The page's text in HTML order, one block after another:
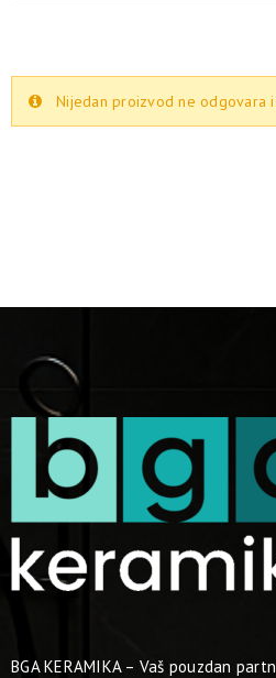
Nijedan proizvod ne odgovara
BGA KERAMIKA – Vaš pouzdan